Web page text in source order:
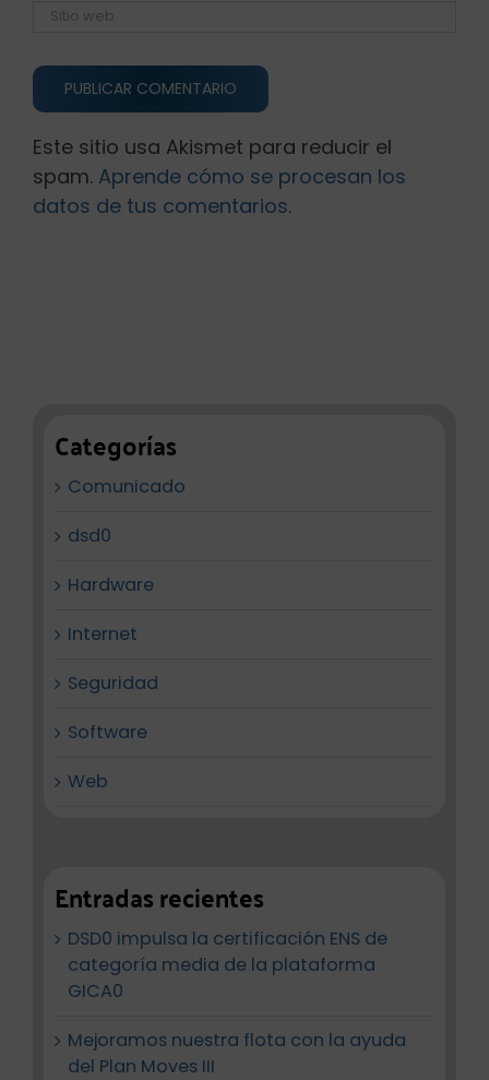
Este sitio usa Akismet para reducir el
spam. Aprende cómo se procesan los
datos de tus comentarios.
Categorías
Comunicado
dsd0
Hardware
Internet
Seguridad
Software
Web
Entradas recientes
DSD0 impulsa la certificación ENS de
categoría media de la plataforma
GICA0
Mejoramos nuestra flota con la ayuda
del Plan Moves III